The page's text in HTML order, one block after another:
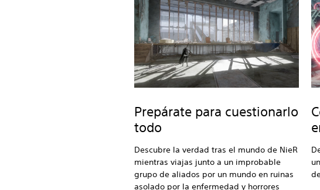
Prepárate para cuestionarlo
todo
Descubre la verdad tras el mundo de NieR
mientras viajas junto a un improbable
grupo de aliados por un mundo en ruinas
asolado por la enfermedad y horrores